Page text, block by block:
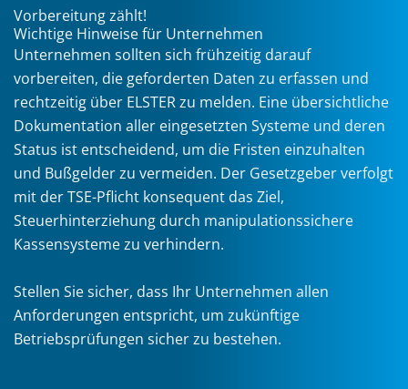
Vorbereitung zählt!
Wichtige Hinweise für Unternehmen
Unternehmen sollten sich frühzeitig darauf
vorbereiten, die geforderten Daten zu erfassen und
rechtzeitig über ELSTER zu melden. Eine übersichtliche
Dokumentation aller eingesetzten Systeme und deren
Status ist entscheidend, um die Fristen einzuhalten
und Bußgelder zu vermeiden. Der Gesetzgeber verfolgt
mit der TSE-Pflicht konsequent das Ziel,
Steuerhinterziehung durch manipulationssichere
Kassensysteme zu verhindern.
Stellen Sie sicher, dass Ihr Unternehmen allen
Anforderungen entspricht, um zukünftige
Betriebsprüfungen sicher zu bestehen.